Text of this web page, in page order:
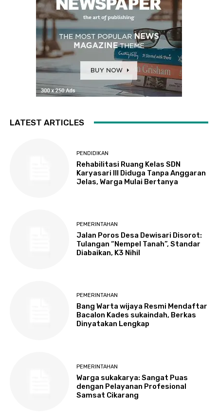
LATEST ARTICLES
PENDIDIKAN
Rehabilitasi Ruang Kelas SDN
Karyasari III Diduga Tanpa Anggaran
Jelas, Warga Mulai Bertanya
PEMERINTAHAN
Jalan Poros Desa Dewisari Disorot:
Tulangan “Nempel Tanah”, Standar
Diabaikan, K3 Nihil
PEMERINTAHAN
Bang Warta wijaya Resmi Mendaftar
Bacalon Kades sukaindah, Berkas
Dinyatakan Lengkap
PEMERINTAHAN
Warga sukakarya: Sangat Puas
dengan Pelayanan Profesional
Samsat Cikarang